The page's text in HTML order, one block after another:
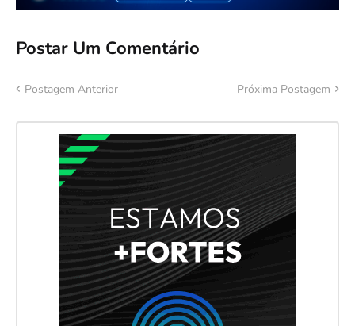
Postar Um Comentário
Postagem Anterior Próxima Postagem